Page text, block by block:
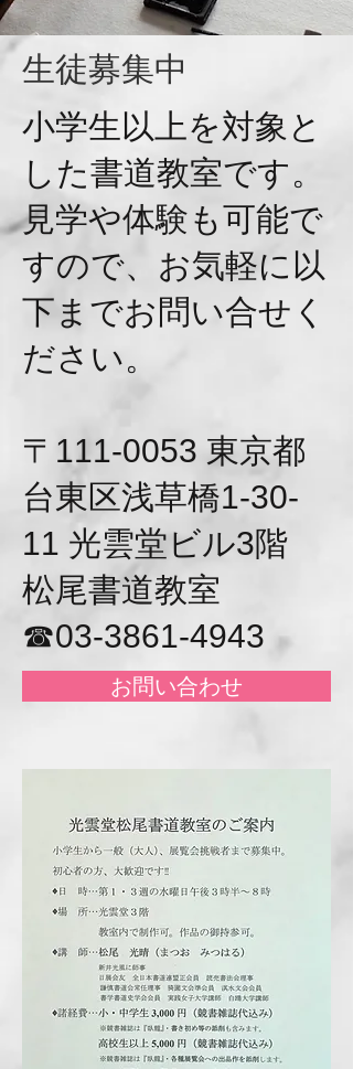
​生徒募集中
小学生以上を対象と
した書道教室です。
​見学や体験も可能で
すので、お気軽に以
下までお問い合せく
ださい。
〒111-0053 東京都
台東区浅草橋1-30-
11 光雲堂ビル3階
松尾書道教室
☎03-3861-4943
お問い合わせ